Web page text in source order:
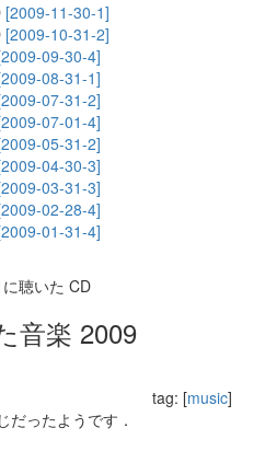
[2009-11-30-1]
[2009-10-31-2]
09-30-4]
08-31-1]
07-31-2]
07-01-4]
05-31-2]
04-30-3]
03-31-3]
02-28-4]
01-31-4]
聴いた CD
音楽 2009
tag: [music]
だったようです．